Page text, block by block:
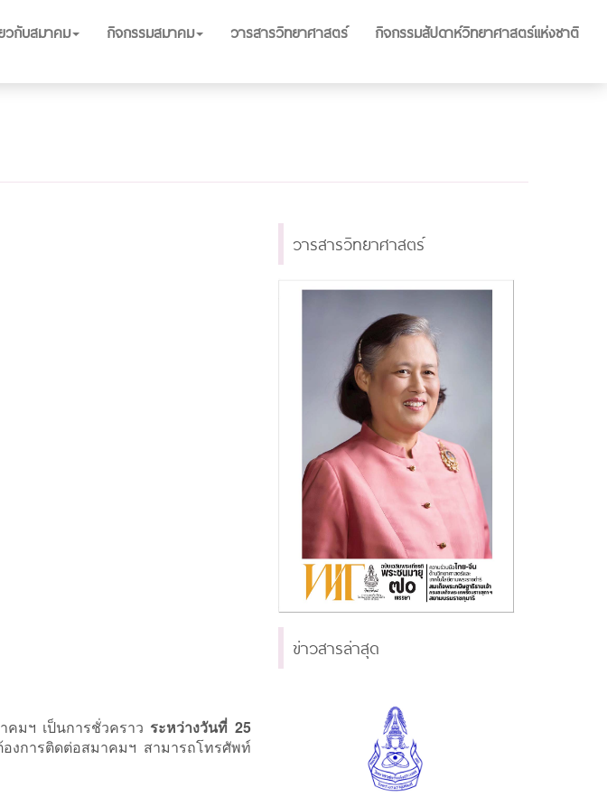
วกับสมาคม กิจกรรมสมาคม วารสารวิทยาศาสตร์ กิจกรรมสัปดาห์วิทยาศาสตร์แห่งชาติ
มฯ เป็นการชั่วคราว ระหว่างวันที่ 25
งการติดต่อสมาคมฯ สามารถโทรศัพท์
วารสารวิทยาศาสตร์
ข่าวสารล่าสุด